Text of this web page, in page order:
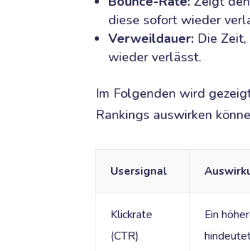
diese sofort wieder
Verweildauer: Die
wieder verlässt.
Im Folgenden wird
Rankings auswirken
Usersignal
Klickrate
(CTR)
Ein